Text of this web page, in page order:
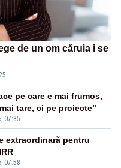
de un om căruia i se
07:35
pe care e mai frumos,
tare, ci pe proiecte”
07:58
extraordinară pentru